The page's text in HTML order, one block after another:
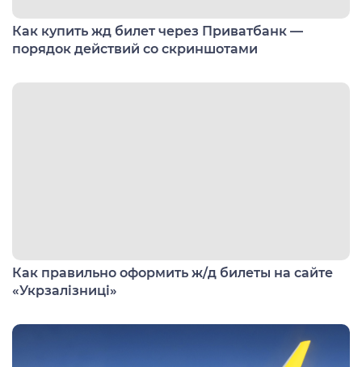
Как купить жд билет через Приватбанк —
порядок действий со скриншотами
Как правильно оформить ж/д билеты на сайте
«Укрзалізниці»